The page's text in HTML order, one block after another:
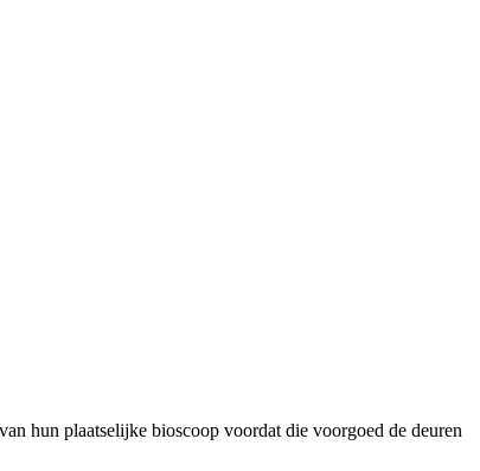
hun plaatselijke bioscoop voordat die voorgoed de deuren